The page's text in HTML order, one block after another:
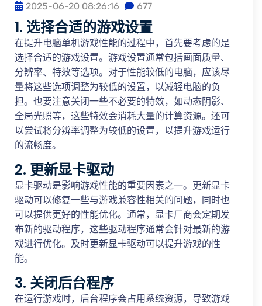
2025-06-20 08:26:16 677
1. 选择合适的游戏设置
在提升电脑单机游戏性能的过程中，首先要考虑的是
选择合适的游戏设置。游戏设置通常包括画面质量、
分辨率、特效等选项。对于性能较低的电脑，应该尽
量将这些选项调整为较低的设置，以减轻电脑的负
担。也要注意关闭一些不必要的特效，如动态阴影、
全局光照等，这些特效会消耗大量的计算资源。还可
以尝试将分辨率调整为较低的设置，以提升游戏运行
的流畅度。
2. 更新显卡驱动
显卡驱动是影响游戏性能的重要因素之一。更新显卡
驱动可以修复一些与游戏兼容性相关的问题，同时也
可以提供更好的性能优化。通常，显卡厂商会定期发
布新的驱动程序，这些驱动程序通常会针对最新的游
戏进行优化。及时更新显卡驱动可以提升游戏的性
能。
3. 关闭后台程序
在运行游戏时，后台程序会占用系统资源，导致游戏